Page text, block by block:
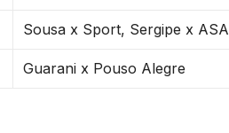
Sousa x Sport, Sergipe x ASA
Guarani x Pouso Alegre